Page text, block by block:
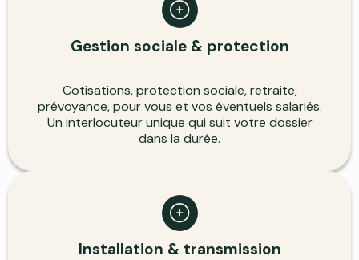
Gestion sociale & protection
Cotisations, protection sociale, retraite,
prévoyance, pour vous et vos éventuels salariés.
Un interlocuteur unique qui suit votre dossier
dans la durée.
Installation & transmission